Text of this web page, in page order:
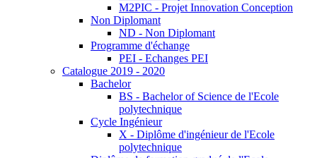
M2PIC - Projet Innovation Conception
Non Diplomant
ND - Non Diplomant
Programme d'échange
PEI - Echanges PEI
Catalogue 2019 - 2020
Bachelor
BS - Bachelor of Science de l'Ecole
polytechnique
Cycle Ingénieur
X - Diplôme d'ingénieur de l'Ecole
polytechnique